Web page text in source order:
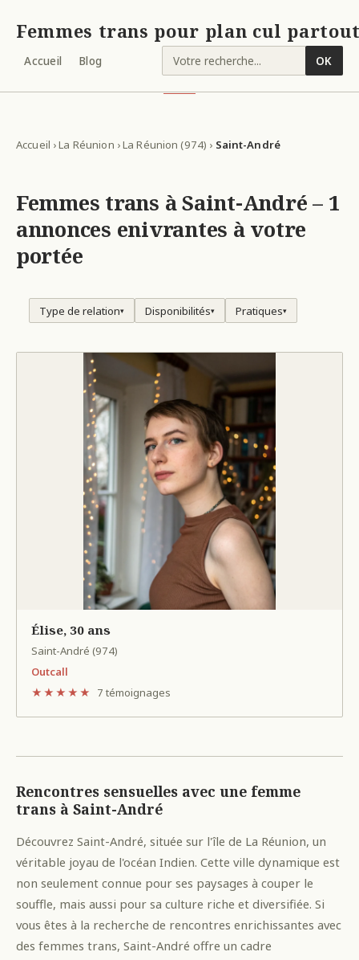
Femmes trans pour plan cul
Accueil Blog OK
Accueil ›La Réunion ›La Réunion (974) › Saint-André
Femmes trans à Saint-André – 1
annonces enivrantes à votre
portée
Rencontres sensuelles avec une femme
trans à Saint-André
Découvrez Saint-André, située sur l'île de La Réunion, un
véritable joyau de l'océan Indien. Cette ville dynamique est
non seulement connue pour ses paysages à couper le
souffle, mais aussi pour sa culture riche et diversifiée. Si
vous êtes à la recherche de rencontres enrichissantes avec
des femmes trans, Saint-André offre un cadre
Type de relation▾ Disponibilités▾ Pratiques▾
Élise, 30 ans
Saint-André (974)
Outcall
★★★★★
7 témoignages